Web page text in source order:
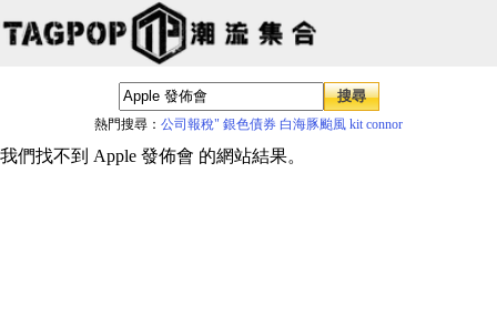
熱門搜尋： 公司報稅" 銀色債券 白海豚颱風 kit connor
我們找不到 Apple 發佈會 的網站結果。